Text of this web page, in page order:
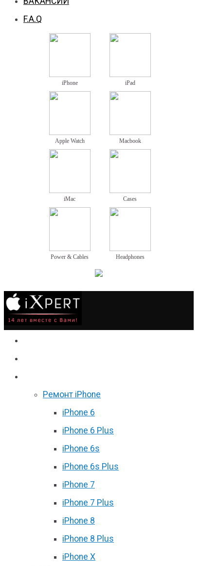
F.A.Q
iPhone iPad
Apple Watch Macbook
iMac Cases
Power & Cables Headphones
Ремонт iPhone
iPhone 6
iPhone 6 Plus
iPhone 6s
iPhone 6s Plus
iPhone 7
iPhone 7 Plus
iPhone 8
iPhone 8 Plus
iPhone X